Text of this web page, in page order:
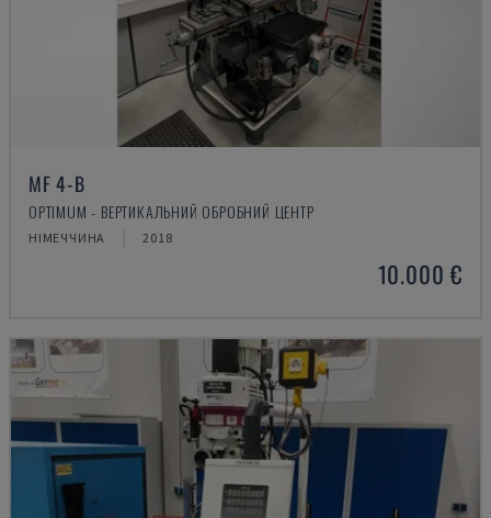
MF 4-B
OPTIMUM - ВЕРТИКАЛЬНИЙ ОБРОБНИЙ ЦЕНТР
НІМЕЧЧИНА 2018
10.000 €